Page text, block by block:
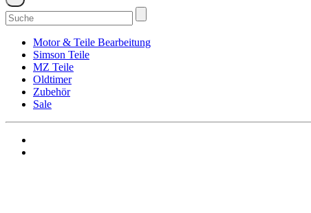
Suchen
nach:
Motor & Teile Bearbeitung
Simson Teile
MZ Teile
Oldtimer
Zubehör
Sale